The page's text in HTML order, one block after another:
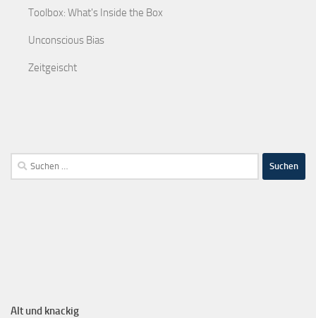
Toolbox: What's Inside the Box
Unconscious Bias
Zeitgeischt
Alt und knackig